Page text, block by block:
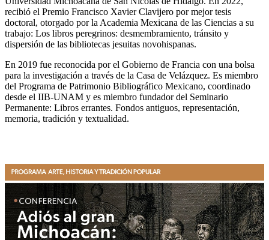
recibió el Premio Francisco Xavier Clavijero por mejor tesis
doctoral, otorgado por la Academia Mexicana de las Ciencias a su
trabajo: Los libros peregrinos: desmembramiento, tránsito y
dispersión de las bibliotecas jesuitas novohispanas.
En 2019 fue reconocida por el Gobierno de Francia con una bolsa
para la investigación a través de la Casa de Velázquez. Es miembro
del Programa de Patrimonio Bibliográfico Mexicano, coordinado
desde el IIB-UNAM y es miembro fundador del Seminario
Permanente: Libros errantes. Fondos antiguos, representación,
memoria, tradición y textualidad.